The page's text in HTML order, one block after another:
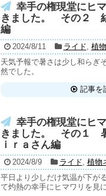
幸手の権現堂にヒ
きました。 その２
編
2024/8/11 ライド 植
天気予報で暑さは少し和らぎ
然でした。
記事を
幸手の権現堂にヒ
きました。 その１
ｉｒａさん編
2024/8/9 ライド 植物
平日より少しだけ気温が下が
て灼熱の幸手にヒマワリを見